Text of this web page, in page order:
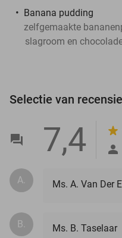
Banana pudding
zelfgemaakte
slagroom en
Selectie van
7,4
A. Ms. A. Van Der
B. Ms. B. Taselaar